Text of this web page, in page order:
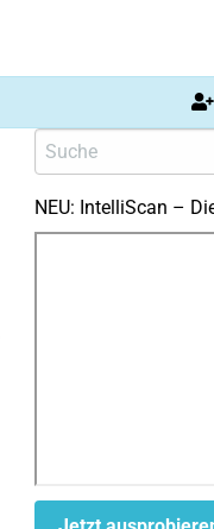
NEU: IntelliScan –